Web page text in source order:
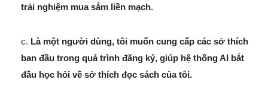
trải nghiệm mua sắm liền mạch.
c. Là một người dùng, tôi muốn cung cấp các sở thích
ban đầu trong quá trình đăng ký, giúp hệ thống AI bắt
đầu học hỏi về sở thích đọc sách của tôi.